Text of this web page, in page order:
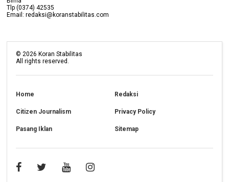
Tlp (0374) 42535
Email: redaksi@koranstabilitas.com
©2026 Koran Stabilitas
All rights reserved.
Home Redaksi
Citizen Journalism Privacy Policy
Pasang Iklan Sitemap